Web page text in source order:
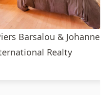
Barsalou & Johanne
Realty